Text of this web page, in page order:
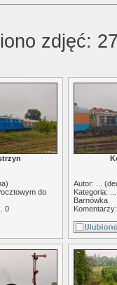
zdjęć:
)
do
0
Autor: ... (
Kategoria:
Barnówka